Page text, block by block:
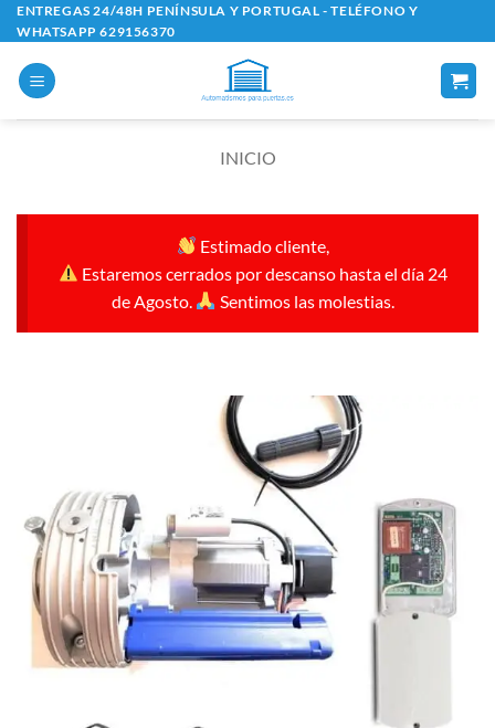
Saltar
al
contenido
ENTREGAS 24/48H PENÍNSULA Y PORTUGAL - TELÉFONO Y
WHATSAPP 629156370
INICIO
Estimado cliente,
Estaremos cerrados por descanso hasta el día 24
de Agosto.
Sentimos las molestias.